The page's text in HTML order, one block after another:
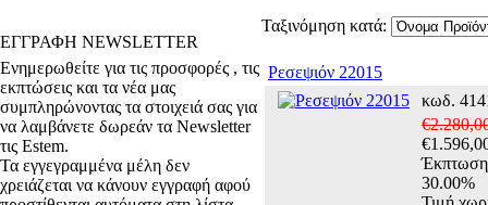
ΕΓΓΡΑΦΗ NEWSLETTER
Ενημερωθείτε για τις προσφορές , τις
εκπτώσεις και τα νέα μας
συμπληρώνοντας τα στοιχειά σας για
να λαμβάνετε δωρεάν τα Newsletter
τις Estem.
Τα εγγεγραμμένα μέλη δεν
χρειάζεται να κάνουν εγγραφή αφού
Ταξινόμηση κατά:
Ρεσεψιόν 22015
κωδ.
30.00%